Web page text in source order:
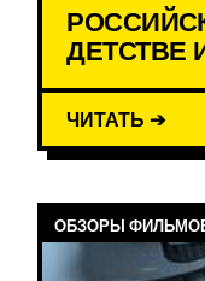
ДЕТСТВЕ
ЧИТАТЬ ➔
ОБЗОРЫ